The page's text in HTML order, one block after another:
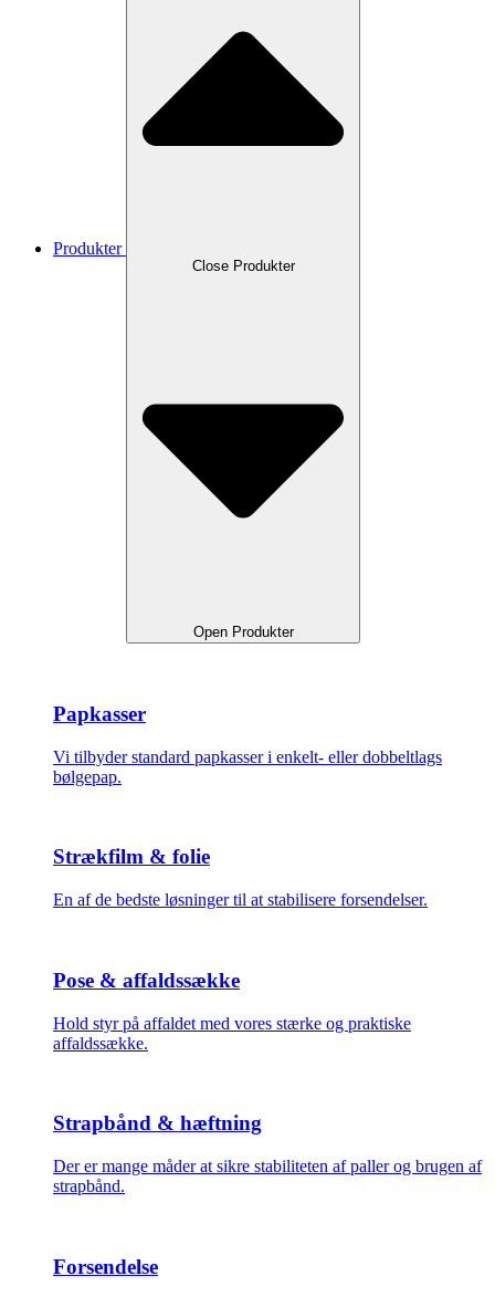
Produkter
Close Produkter
Open Produkter
Papkasser
Vi tilbyder standard papkasser i enkelt- eller dobbeltlags
bølgepap.
Strækfilm & folie
En af de bedste løsninger til at stabilisere forsendelser.
Pose & affaldssække
Hold styr på affaldet med vores stærke og praktiske
affaldssække.
Strapbånd & hæftning
Der er mange måder at sikre stabiliteten af paller og brugen af
strapbånd.
Forsendelse